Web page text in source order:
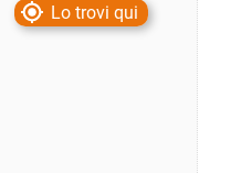
Lo trovi qui